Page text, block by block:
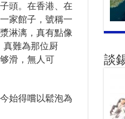
頭。在香港、在
家館子，號稱一
淋漓，真有點像
真難為那位厨
滑，無人可
始得嚐以鬆泡為
談